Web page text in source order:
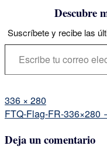
Descubre
Suscríbete y recibe las
Escribe tu correo electrónico…
Tamaño
completo
336 × 280
Navegación
la
FTQ-Flag-FR-336×280
Deja un comentario